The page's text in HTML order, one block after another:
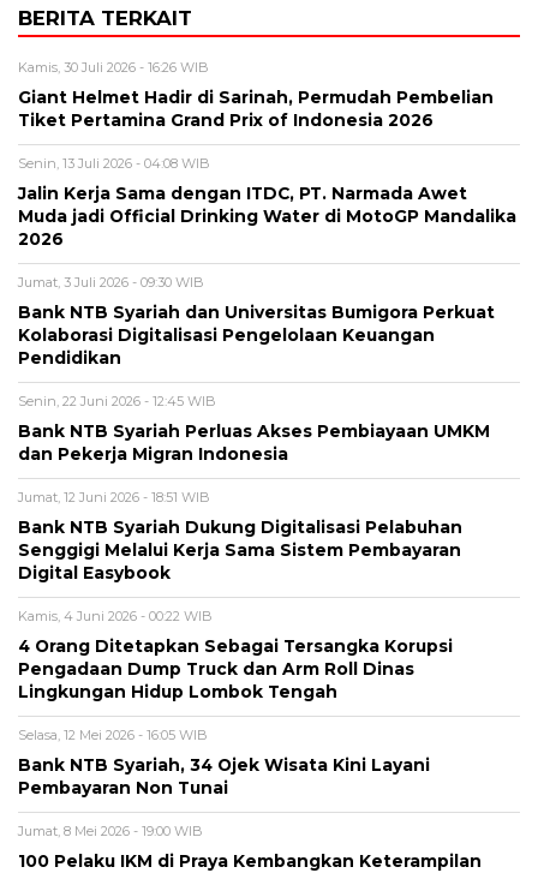
BERITA TERKAIT
Kamis, 30 Juli 2026 - 16:26 WIB
Giant Helmet Hadir di Sarinah, Permudah Pembelian
Tiket Pertamina Grand Prix of Indonesia 2026
Senin, 13 Juli 2026 - 04:08 WIB
Jalin Kerja Sama dengan ITDC, PT. Narmada Awet
Muda jadi Official Drinking Water di MotoGP Mandalika
2026
Jumat, 3 Juli 2026 - 09:30 WIB
Bank NTB Syariah dan Universitas Bumigora Perkuat
Kolaborasi Digitalisasi Pengelolaan Keuangan
Pendidikan
Senin, 22 Juni 2026 - 12:45 WIB
Bank NTB Syariah Perluas Akses Pembiayaan UMKM
dan Pekerja Migran Indonesia
Jumat, 12 Juni 2026 - 18:51 WIB
Bank NTB Syariah Dukung Digitalisasi Pelabuhan
Senggigi Melalui Kerja Sama Sistem Pembayaran
Digital Easybook
Kamis, 4 Juni 2026 - 00:22 WIB
4 Orang Ditetapkan Sebagai Tersangka Korupsi
Pengadaan Dump Truck dan Arm Roll Dinas
Lingkungan Hidup Lombok Tengah
Selasa, 12 Mei 2026 - 16:05 WIB
Bank NTB Syariah, 34 Ojek Wisata Kini Layani
Pembayaran Non Tunai
Jumat, 8 Mei 2026 - 19:00 WIB
100 Pelaku IKM di Praya Kembangkan Keterampilan